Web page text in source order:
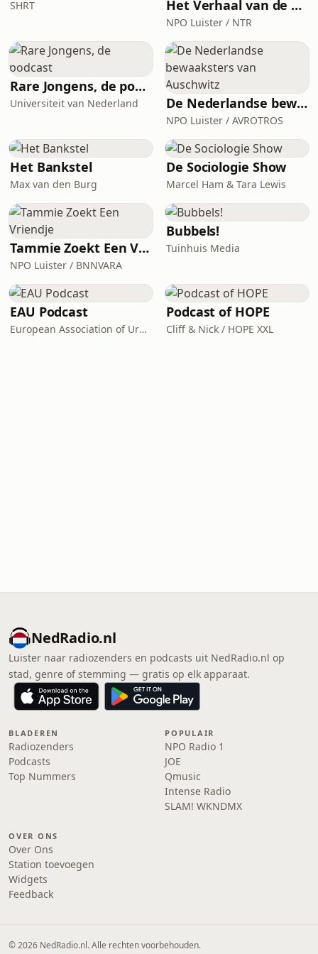
SHRT Het Verhaal van de Schaal
NPO Luister / NTR
Rare Jongens, de podcast
Universiteit van Nederland De Nederlandse bewaaksters van Auschwitz
NPO Luister / AVROTROS
Het Bankstel
Max van den Burg
De Sociologie Show
Marcel Ham & Tara Lewis
Tammie Zoekt Een Vriendje
NPO Luister / BNNVARA
Bubbels!
Tuinhuis Media
EAU Podcast
European Association of Urology
Podcast of HOPE
Cliff & Nick / HOPE XXL
NedRadio.nl
Luister naar radiozenders en podcasts uit NedRadio.nl op
stad, genre of stemming — gratis op elk apparaat.
BLADEREN
Radiozenders
Podcasts
Top Nummers
POPULAIR
NPO Radio 1
JOE
Qmusic
Intense Radio
SLAM! WKNDMX
OVER ONS
Over Ons
Station toevoegen
Widgets
Feedback
© 2026 NedRadio.nl. Alle rechten voorbehouden.